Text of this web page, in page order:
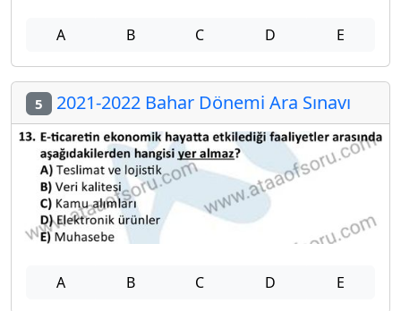
A B C D E
5 2021-2022 Bahar Dönemi Ara Sınavı
A B C D E